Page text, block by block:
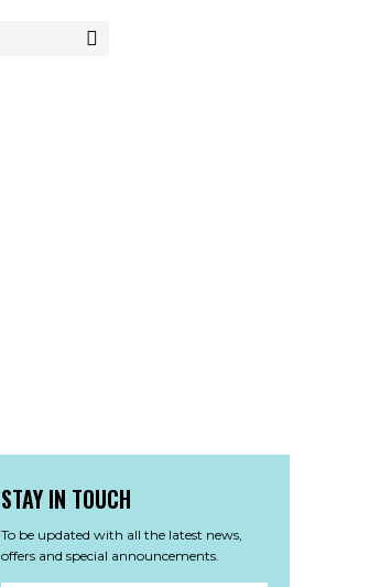
STAY IN TOUCH
To be updated with all the latest news,
offers and special announcements.